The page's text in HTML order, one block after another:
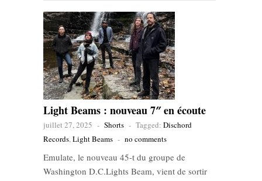
Light Beams : nouveau 7″ en écoute
juillet 27, 2025 - Shorts - Tagged: Dischord
Records,Light Beams - no comments
Emulate, le nouveau 45-t du groupe de
Washington D.C.Lights Beam, vient de sortir